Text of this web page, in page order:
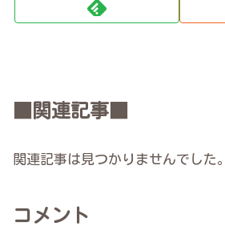
■関連記事■
関連記事は見つかりませんでした。
コメント